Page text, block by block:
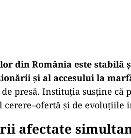
din România este stabilă
și al accesului la
presă. Instituția susține că
cerere–ofertă și de evoluțiile
afectate